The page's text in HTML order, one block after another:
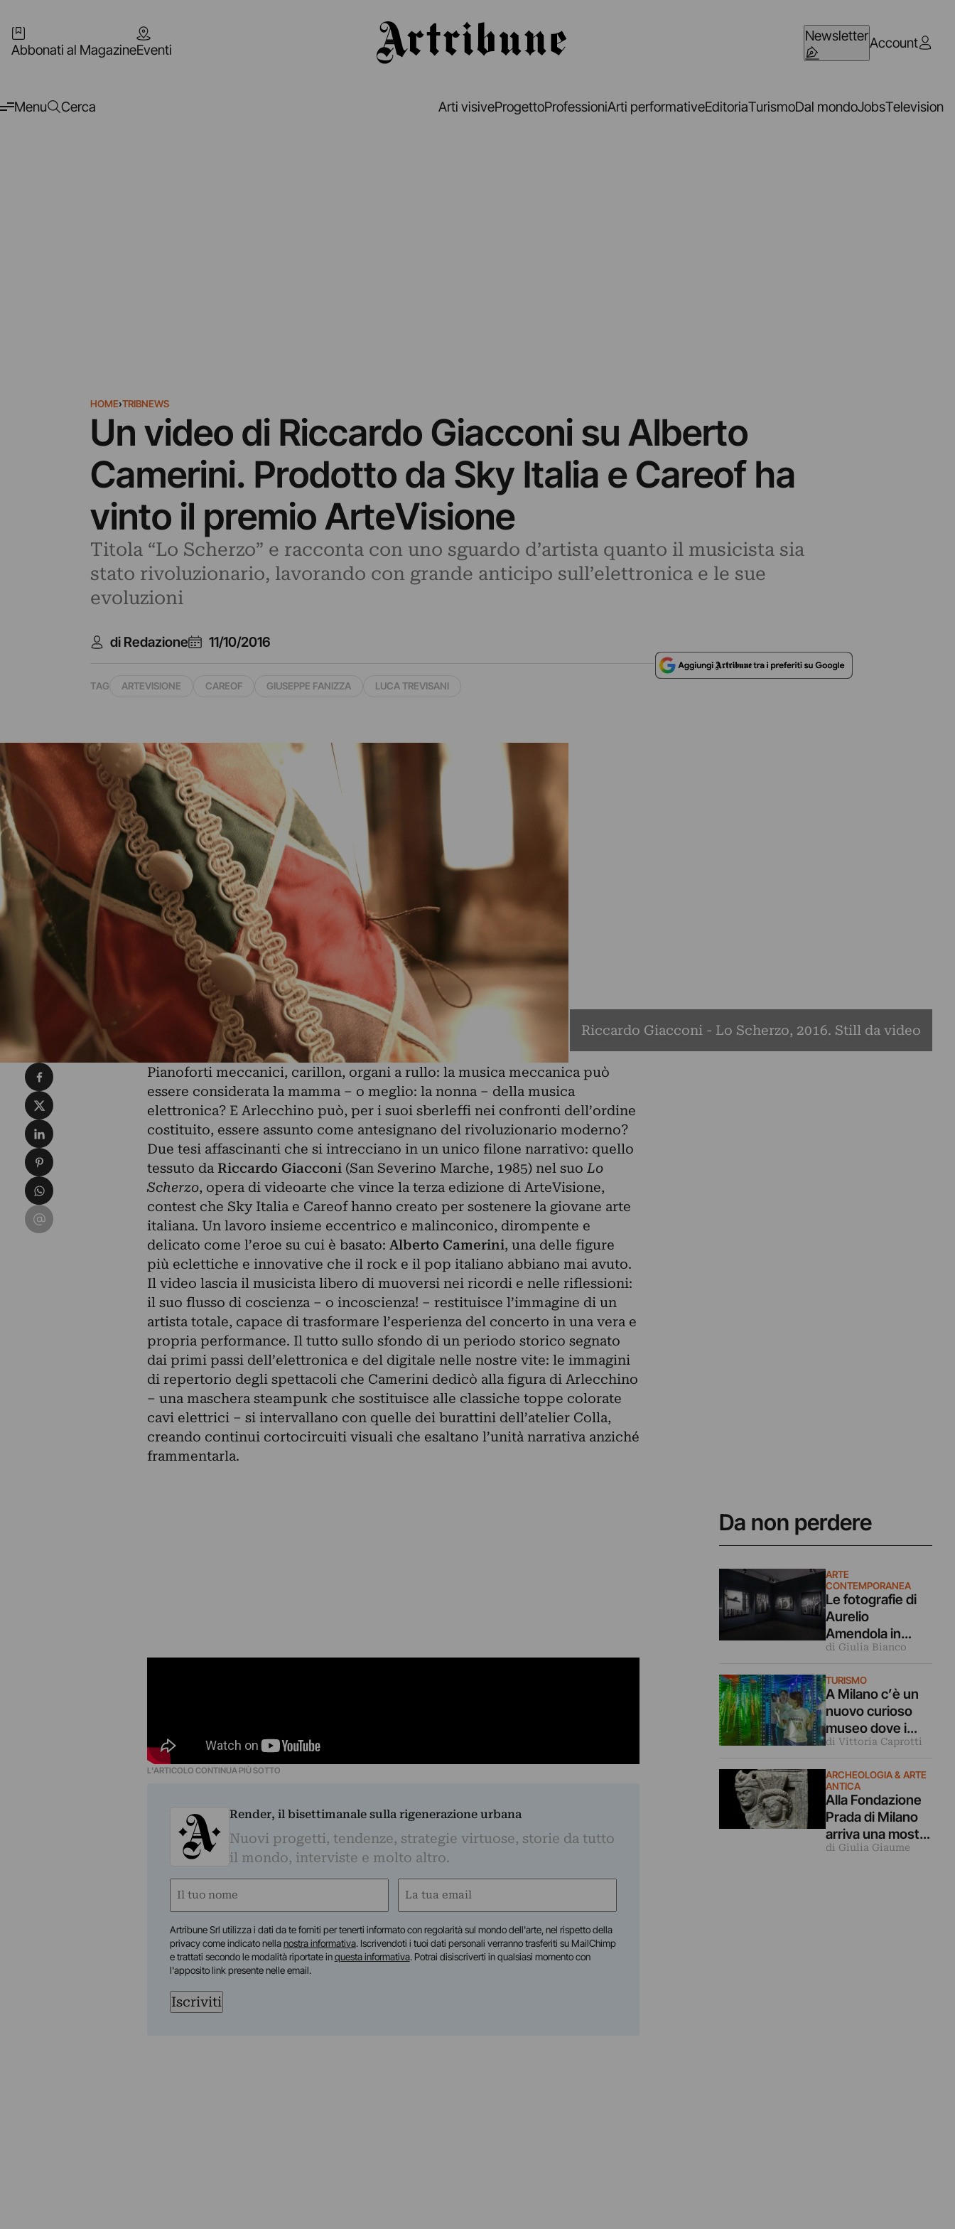
Abbonati al MagazineEventi
NewsletterAccount
Menu Cerca Arti visiveProgettoProfessioniArti performativeEditoriaTurismoDal mondoJobsTelevision
HOME›TRIBNEWS
Un video di Riccardo Giacconi su Alberto
Camerini. Prodotto da Sky Italia e Careof ha
vinto il premio ArteVisione
Titola “Lo Scherzo” e racconta con uno sguardo d’artista quanto il musicista sia
stato rivoluzionario, lavorando con grande anticipo sull’elettronica e le sue
evoluzioni
di Redazione 11/10/2016
TAG ARTEVISIONE CAREOF GIUSEPPE FANIZZA LUCA TREVISANI
Riccardo Giacconi - Lo Scherzo, 2016. Still da video
Pianoforti meccanici, carillon, organi a rullo: la musica meccanica può
essere considerata la mamma – o meglio: la nonna – della musica
elettronica? E Arlecchino può, per i suoi sberleffi nei confronti dell’ordine
costituito, essere assunto come antesignano del rivoluzionario moderno?
Due tesi affascinanti che si intrecciano in un unico filone narrativo: quello
tessuto da Riccardo Giacconi (San Severino Marche, 1985) nel suo Lo
Scherzo, opera di videoarte che vince la terza edizione di ArteVisione,
contest che Sky Italia e Careof hanno creato per sostenere la giovane arte
italiana. Un lavoro insieme eccentrico e malinconico, dirompente e
delicato come l’eroe su cui è basato: Alberto Camerini, una delle figure
più eclettiche e innovative che il rock e il pop italiano abbiano mai avuto.
Il video lascia il musicista libero di muoversi nei ricordi e nelle riflessioni:
il suo flusso di coscienza – o incoscienza! – restituisce l’immagine di un
artista totale, capace di trasformare l’esperienza del concerto in una vera e
propria performance. Il tutto sullo sfondo di un periodo storico segnato
dai primi passi dell’elettronica e del digitale nelle nostre vite: le immagini
di repertorio degli spettacoli che Camerini dedicò alla figura di Arlecchino
– una maschera steampunk che sostituisce alle classiche toppe colorate
cavi elettrici – si intervallano con quelle dei burattini dell’atelier Colla,
creando continui cortocircuiti visuali che esaltano l’unità narrativa anziché
frammentarla.
L'ARTICOLO CONTINUA PIÙ SOTTO
Render, il bisettimanale sulla rigenerazione urbana
Nuovi progetti, tendenze, strategie virtuose, storie da tutto
il mondo, interviste e molto altro.
Nome
Email
Artribune Srl utilizza i dati da te forniti per tenerti informato con regolarità sul mondo dell'arte, nel rispetto della
privacy come indicato nellanostra informativa. Iscrivendoti i tuoi dati personali verranno trasferiti su MailChimp
e trattati secondo le modalità riportate inquesta informativa. Potrai disiscriverti in qualsiasi momento con
l'apposito link presente nelle email.
Iscriviti
Da non perdere
ARTE
CONTEMPORANEA
Le fotografie di
Aurelio
Amendola in
dialogo coi
dell’arte in
mostra a Milano
di Giulia Bianco
TURISMO
A Milano c’è un
nuovo curioso
museo dove i
nostri cinque
ingannati
di Vittoria Caprotti
ARCHEOLOGIA & ARTE
ANTICA
Alla Fondazione
Prada di Milano
arriva una mostra
archeologica
di Giulia Giaume
Condividi su Facebook
Condividi su X
Condividi su LinkedIn
Condividi su Pinterest
Condividi su WhatsApp
Condividi su Email